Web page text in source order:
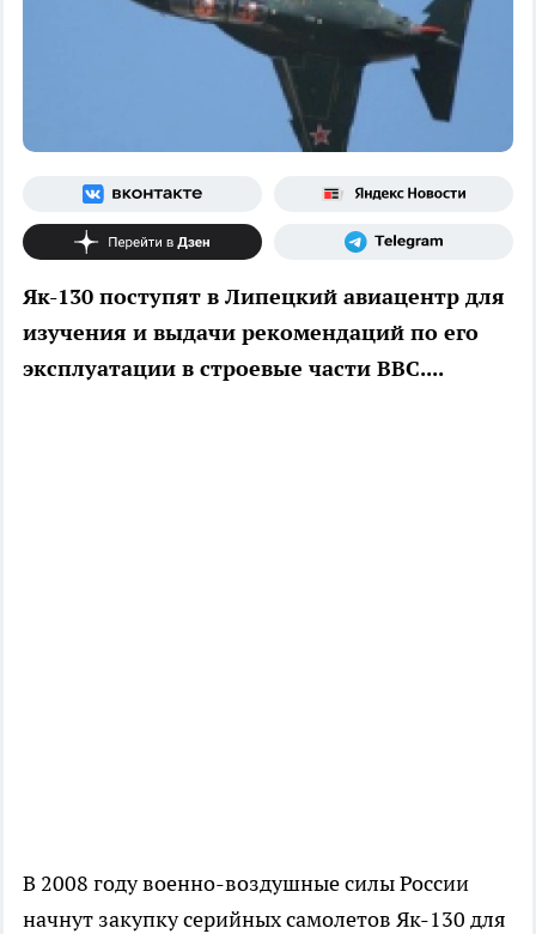
Як-130 поступят в Липецкий авиацентр для
изучения и выдачи рекомендаций по его
эксплуатации в строевые части ВВС....
В 2008 году военно-воздушные силы России
начнут закупку серийных самолетов Як-130 для